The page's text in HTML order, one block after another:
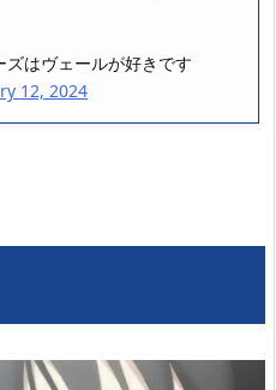
はヴェールが好きです
12, 2024